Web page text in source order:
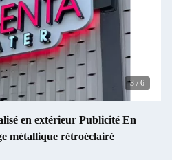
3 / 6
en extérieur Publicité En
métallique rétroéclairé